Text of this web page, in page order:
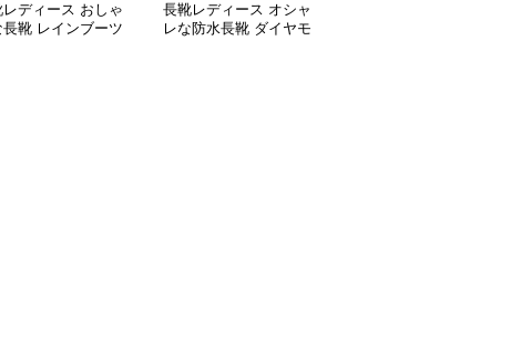
レディース おしゃ
長靴 レインブーツ
長靴レディース オシャ
レな防水長靴 ダイヤモ